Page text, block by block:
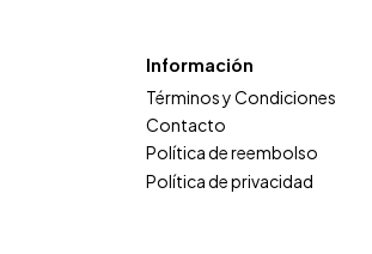
Información
Términos y Condiciones
Contacto
Política de reembolso
Política de privacidad